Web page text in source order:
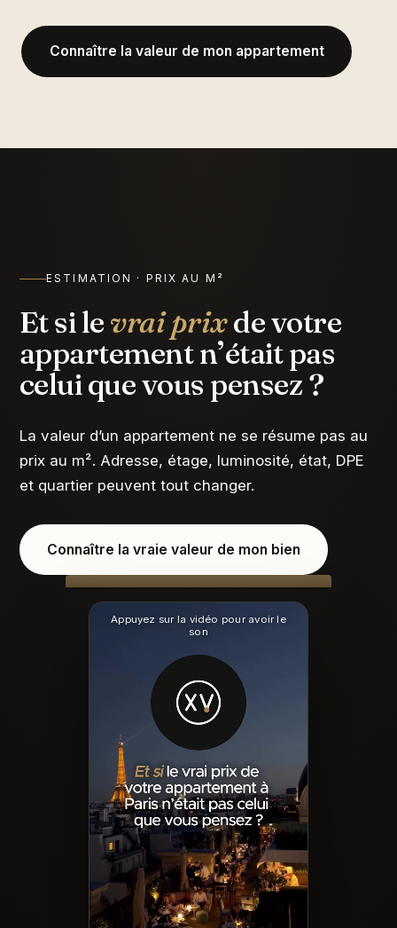
Connaître la valeur de mon appartement
ESTIMATION · PRIX AU M²
Et si levrai prixde votre
appartement n’était pas
celui que vous pensez ?
La valeur d’un appartement ne se résume pas au
prix au m². Adresse, étage, luminosité, état, DPE
et quartier peuvent tout changer.
Connaître la vraie valeur de mon bien
Appuyez sur la vidéo pour avoir le
son